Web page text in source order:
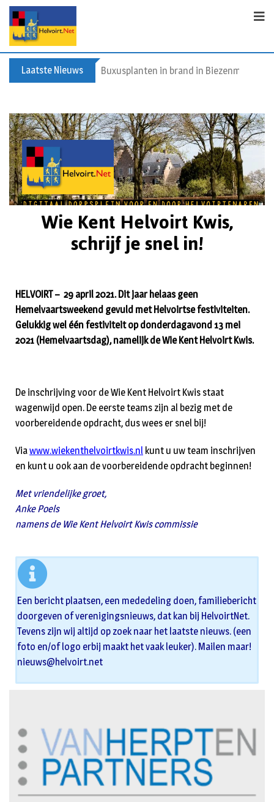
Laatste Nieuws Spreidingswet asielzoekers: hoe zit dat?
Wie Kent Helvoirt Kwis,
schrijf je snel in!
HELVOIRT – 29 april 2021. Dit jaar helaas geen
Hemelvaartsweekend gevuld met Helvoirtse festiviteiten.
Gelukkig wel één festiviteit op donderdagavond 13 mei
2021 (Hemelvaartsdag), namelijk de Wie Kent Helvoirt Kwis.
De inschrijving voor de Wie Kent Helvoirt Kwis staat
wagenwijd open. De eerste teams zijn al bezig met de
voorbereidende opdracht, dus wees er snel bij!
Viawww.wiekenthelvoirtkwis.nl kunt u uw team inschrijven
en kunt u ook aan de voorbereidende opdracht beginnen!
Met vriendelijke groet,
Anke Poels
namens de Wie Kent Helvoirt Kwis commissie
Een bericht plaatsen, een mededeling doen, familiebericht
doorgeven of verenigingsnieuws, dat kan bij HelvoirtNet.
Tevens zijn wij altijd op zoek naar het laatste nieuws. (een
foto en/of logo erbij maakt het vaak leuker). Mailen maar!
nieuws@helvoirt.net